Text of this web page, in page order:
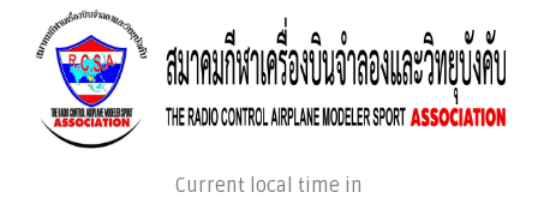
Current local time in